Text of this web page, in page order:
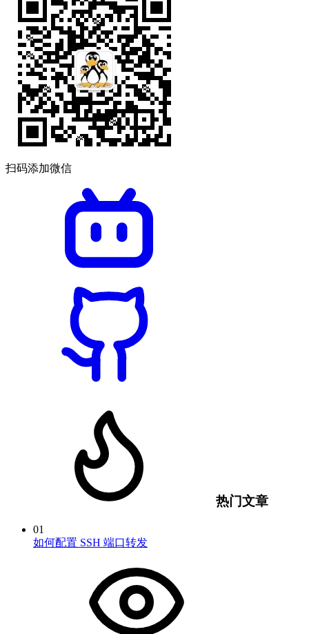
扫码添加微信
热门文章
01
如何配置 SSH 端口转发